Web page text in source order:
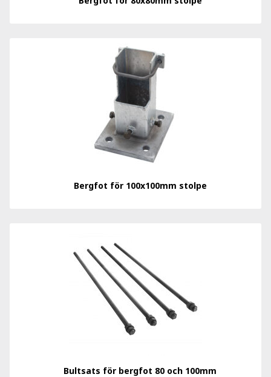
Bergfot för 100x100mm stolpe
Bultsats för bergfot 80 och 100mm